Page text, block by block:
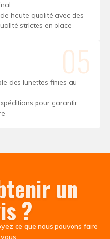
haute qualité avec des
strictes en place
05
des lunettes finies au
pour garantir
un
?
ce que nous pouvons faire